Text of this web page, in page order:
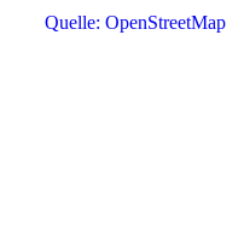
Quelle: OpenStreetMap